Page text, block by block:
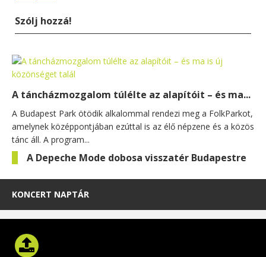
Szólj hozzá!
A táncházmozgalom túlélte az alapítóit – és ma...
A Budapest Park ötödik alkalommal rendezi meg a FolkParkot,
amelynek középpontjában ezúttal is az élő népzene és a közös
tánc áll. A program...
A Depeche Mode dobosa visszatér Budapestre
KONCERT NAPTÁR